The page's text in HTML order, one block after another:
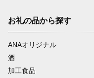
お礼の品から探す
ANAオリジナル
酒
加工食品